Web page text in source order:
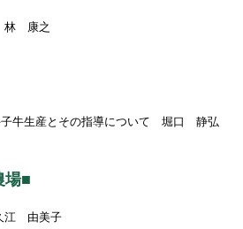
林 康之
子牛生産とその指導について 堀口 静弘
場■
江 由美子